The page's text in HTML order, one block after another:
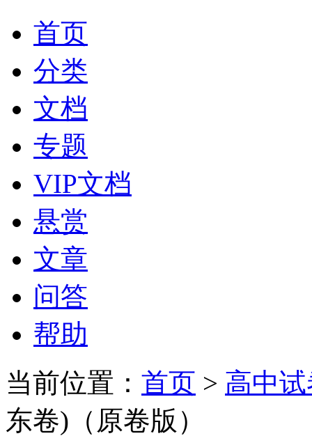
首页
分类
文档
专题
VIP文档
悬赏
文章
问答
帮助
当前位置： 首页 > 高中
东卷)（原卷版）